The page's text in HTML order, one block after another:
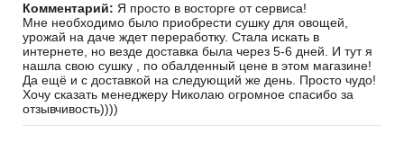
Комментарий: Я просто в восторге от сервиса!
Мне необходимо было приобрести сушку для овощей,
урожай на даче ждет переработку. Стала искать в
интернете, но везде доставка была через 5-6 дней. И тут я
нашла свою сушку , по обалденный цене в этом магазине!
Да ещё и с доставкой на следующий же день. Просто чудо!
Хочу сказать менеджеру Николаю огромное спасибо за
отзывчивость))))